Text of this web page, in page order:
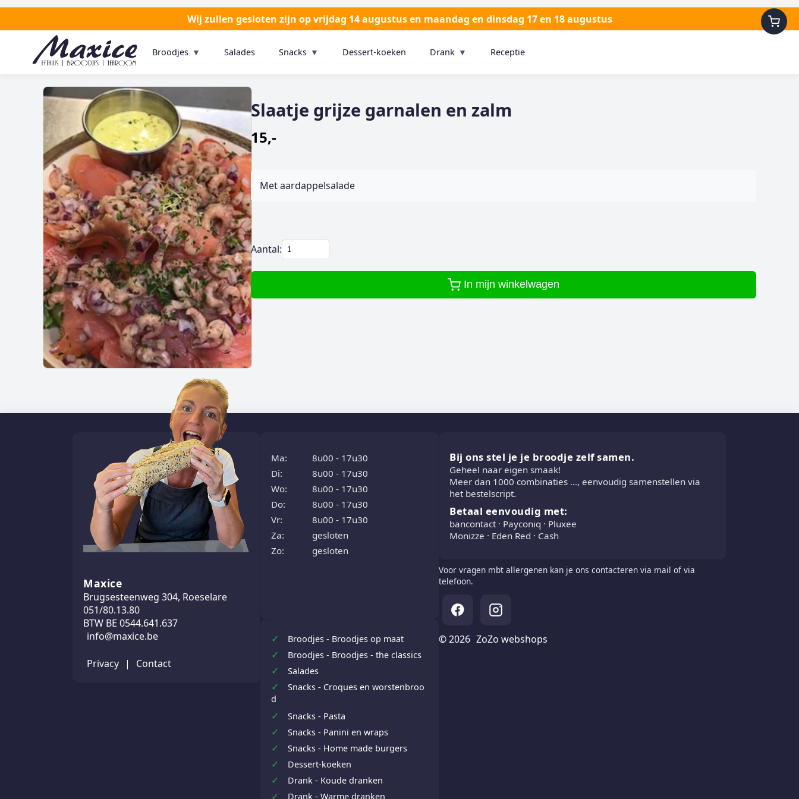
Wij zullen gesloten zijn op vrijdag 14 augustus en maandag en dinsdag 17 en 18 augustus
Broodjes ▼ Salades Snacks ▼ Dessert-koeken Drank ▼ Receptie
Slaatje grijze garnalen en zalm
15,-
Met aardappelsalade
Aantal:
In mijn winkelwagen
Maxice
Brugsesteenweg 304, Roeselare
051/80.13.80
BTW BE 0544.641.637
info@maxice.be
Privacy | Contact
Ma:
8u00 - 17u30
Di:
8u00 - 17u30
Wo:
8u00 - 17u30
Do:
8u00 - 17u30
Vr:
8u00 - 17u30
Za:
gesloten
Zo:
gesloten
✓ Broodjes - Broodjes op maat
✓ Broodjes - Broodjes - the classics
✓ Salades
✓ Snacks - Croques en worstenbroo
d
✓
Snacks - Pasta
✓ Snacks - Panini en wraps
✓ Snacks - Home made burgers
✓ Dessert-koeken
✓ Drank - Koude dranken
✓ Drank - Warme dranken
Bij ons stel je je broodje zelf samen.
Geheel naar eigen smaak!
Meer dan 1000 combinaties ..., eenvoudig samenstellen via
het bestelscript.
Betaal eenvoudig met:
bancontact · Payconiq · Pluxee
Monizze · Eden Red · Cash
Voor vragen mbt allergenen kan je ons contacteren via mail of via
telefoon.
© 2026 ZoZo webshops